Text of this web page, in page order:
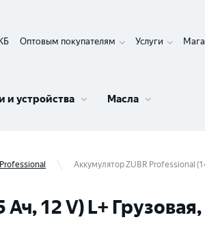
Оптовым покупателям Услуги
и устройства Масла
Аккумулятор ZUBR Professional
12 V) L+